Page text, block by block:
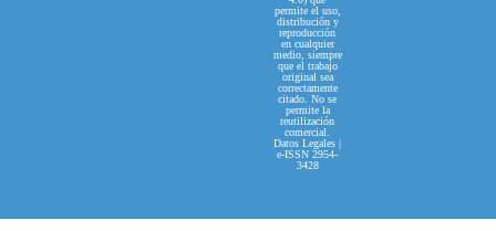
permite el uso,
distribución y
reproducción
en cualquier
medio, siempre
que el trabajo
original sea
correctamente
citado. No se
permite la
reutilización
comercial.
Datos Legales |
e-ISSN 2954-
3428